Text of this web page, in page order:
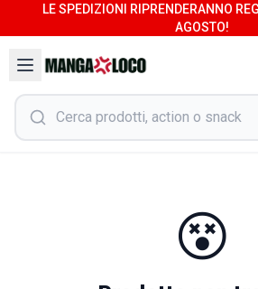
LE SPEDIZIONI RIPRENDERANNO
AGOSTO!
😵